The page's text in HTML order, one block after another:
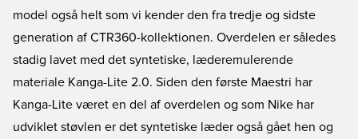
model også helt som vi kender den fra tredje og sidste
generation af CTR360-kollektionen. Overdelen er således
stadig lavet med det syntetiske, læderemulerende
materiale Kanga-Lite 2.0. Siden den første Maestri har
Kanga-Lite været en del af overdelen og som Nike har
udviklet støvlen er det syntetiske læder også gået hen og